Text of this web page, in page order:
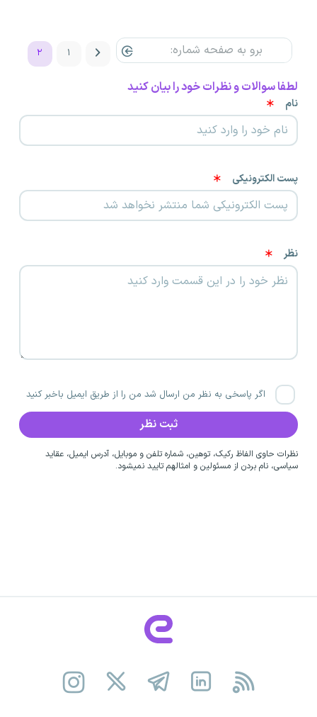
۱ ۲
لطفا سوالات و نظرات خود را بیان کنید
نام
پست الکترونیکی
نظر
اگر پاسخی به نظر من ارسال شد من را از طریق ایمیل باخبر کنید
نظرات حاوی الفاظ رکیک، توهین، شماره تلفن و موبایل، آدرس ایمیل، عقاید
سیاسی، نام بردن از مسئولین و امثالهم تایید نمیشود.